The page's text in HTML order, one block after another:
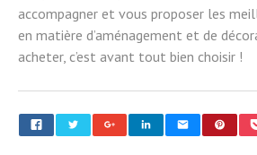
accompagner et vous proposer les
en matière d’aménagement et de
acheter, c’est avant tout bien choisir !